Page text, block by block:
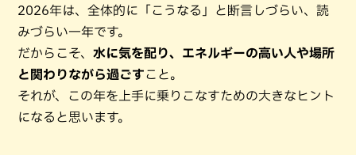
2026年は、全体的に「こうなる」と断言しづらい、読
みづらい一年です。
だからこそ、 水に気を配り、エネルギーの高い人や場所
と関わりながら過ごすこと。
それが、この年を上手に乗りこなすための大きなヒント
になると思います。